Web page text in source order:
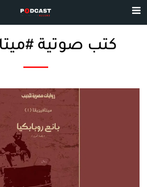
كتب صوتية